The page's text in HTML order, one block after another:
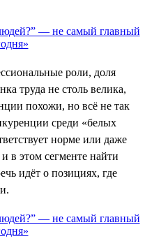
роли, доля
труда не столь велика,
похожи, но всё не так
среди «белых
норме или даже
в этом сегменте найти
идёт о позициях, где